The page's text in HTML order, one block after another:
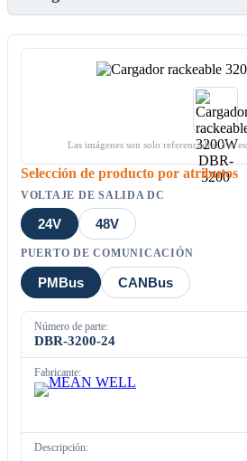
Las imágenes son solo referenciales. Ver
Selección de producto por atributos
VOLTAJE DE SALIDA DC
24V 48V
PUERTO DE COMUNICACIÓN
PMBus CANBus
Número de parte:
DBR-3200-24
Fabricante:
Descripción: